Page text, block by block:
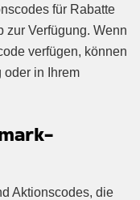
für Rabatte
zur Verfügung. Wenn
verfügen, können
oder in Ihrem
Aktionscodes, die